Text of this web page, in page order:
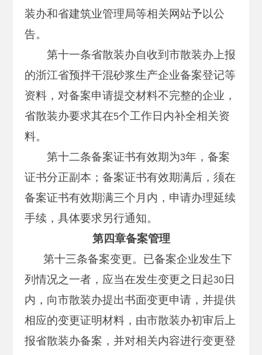
装办和省建筑业管理局等相关网站予以公
告。
第十一条省散装办自收到市散装办上报
的浙江省预拌干混砂浆生产企业备案登记等
资料，对备案申请提交材料不完整的企业，
省散装办要求其在5个工作日内补全相关资
料。
第十二条备案证书有效期为3年，备案
证书分正副本；备案证书有效期满后，须在
备案证书有效期满三个月内，申请办理延续
手续，具体要求另行通知。
第四章备案管理
第十三条备案变更。已备案企业发生下
列情况之一者，应当在发生变更之日起30 日
内，向市散装办提出书面变更申请，并提供
相应的变更证明材料，由市散装办初审后上
报省散装办备案，并对相关内容进行变更登